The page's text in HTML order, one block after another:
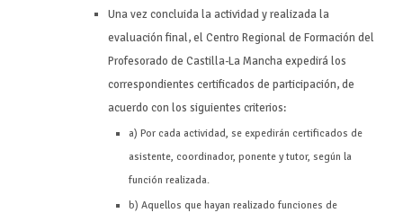
Una vez concluida la actividad y realizada la
evaluación final, el Centro Regional de Formación del
Profesorado de Castilla-La Mancha expedirá los
correspondientes certificados de participación, de
acuerdo con los siguientes criterios:
a) Por cada actividad, se expedirán certificados de
asistente, coordinador, ponente y tutor, según la
función realizada.
b) Aquellos que hayan realizado funciones de